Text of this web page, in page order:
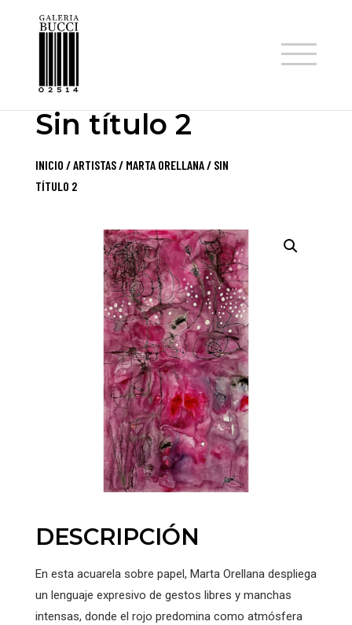
Sin título 2
INICIO /ARTISTAS/ MARTA ORELLANA/ SIN
TÍTULO 2
DESCRIPCIÓN
En esta acuarela sobre papel, Marta Orellana despliega
un lenguaje expresivo de gestos libres y manchas
intensas, donde el rojo predomina como atmósfera